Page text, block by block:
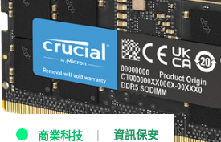
商業科技 資訊保安